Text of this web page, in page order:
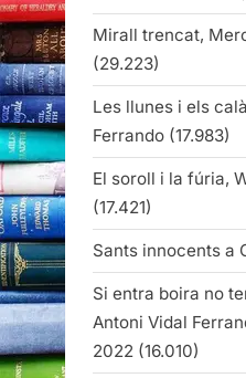
Mirall trencat,
(29.223)
Les llunes i els
Ferrando (17.983)
El soroll i la fúria,
(17.421)
Sants innocents a
Si entra boira no
Antoni Vidal
2022 (16.010)